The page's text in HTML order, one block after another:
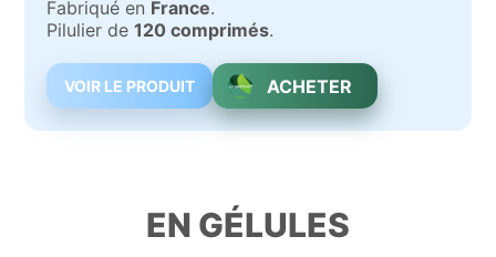
Fabriqué en France.
Pilulier de120 comprimés.
VOIR LE PRODUIT ACHETER
EN GÉLULES